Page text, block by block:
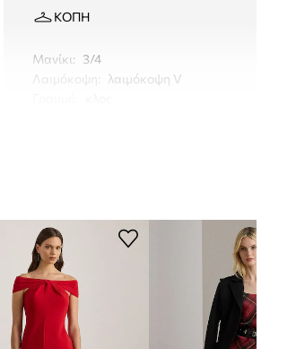
ΚΟΠΉ
Μανίκι: 3/4
Λαιμόκοψη
λαιμόκοψη V
φοράει μέγεθος 36
Κανονικό μέγεθος
Σου συστήνουμε να επιλέξεις το
μέγεθος που συνήθως φοράς.
Τα μεγέθη που εμφανίζονται στο
κατάστημα έχουν μετατραπεί σύμφωνα